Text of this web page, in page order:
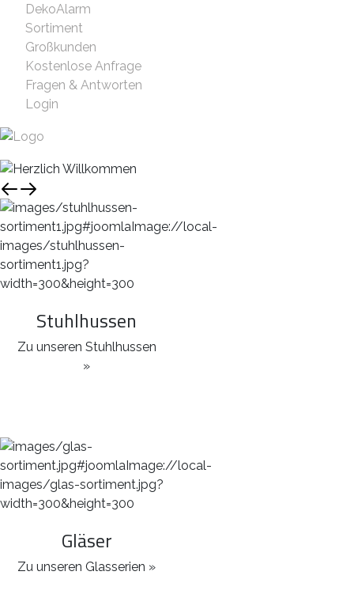
DekoAlarm
Sortiment
Großkunden
Kostenlose Anfrage
Fragen & Antworten
Login
Stuhlhussen
Zu unseren Stuhlhussen
»
Gläser
Zu unseren Glasserien »